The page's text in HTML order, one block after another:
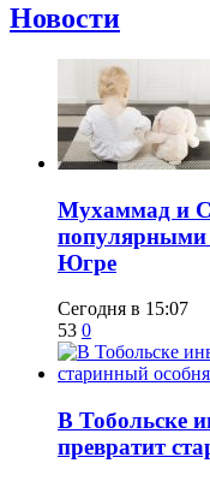
Новости
​Мухаммад и
популярными
Югре
Сегодня в 15:07
53 0
В Тобольске
превратит